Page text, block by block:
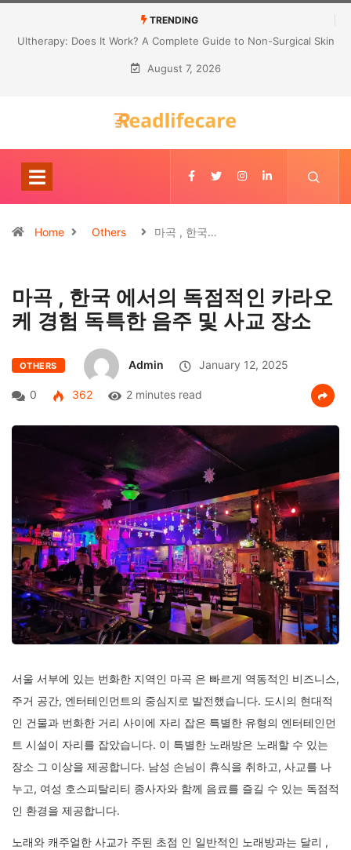
TRENDING
Ultherapy: Does It Work? A Complete Guide to Non-Surgical Skin
Tightening
August 7, 2026
Home Others 마곡 , 한국…
마곡 , 한국 에서의 독점적인 카라오
케 경험 독특한 음주 및 사교 장소
OTHERS Admin January 12, 2025
0 362 2 minutes read
서울 서부에 있는 번화한 지역인 마곡 은 빠르게 역동적인 비즈니스,
주거 공간, 엔터테인먼트의 중심지로 발전했습니다. 도시의 현대적
인 건물과 번화한 거리 사이에 자리 잡은 특별한 유형의 엔터테인먼
트 시설이 자리를 잡았습니다. 이 특별한 노래방은 노래할 수 있는
장소 그 이상을 제공합니다. 남성 손님이 휴식을 취하고, 사교를 나
누고, 여성 호스피탈리티 종사자와 함께 음료를 즐길 수 있는 독점적
인 환경을 제공합니다.
노래와 캐주얼한 사교가 주된 초점 인 일반적인 노래방과는 달리 ,